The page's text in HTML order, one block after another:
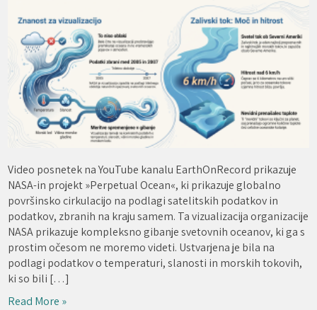
Video posnetek na YouTube kanalu EarthOnRecord prikazuje
NASA-in projekt »Perpetual Ocean«, ki prikazuje globalno
površinsko cirkulacijo na podlagi satelitskih podatkov in
podatkov, zbranih na kraju samem. Ta vizualizacija organizacije
NASA prikazuje kompleksno gibanje svetovnih oceanov, ki ga s
prostim očesom ne moremo videti. Ustvarjena je bila na
podlagi podatkov o temperaturi, slanosti in morskih tokovih,
ki so bili […]
Read More »